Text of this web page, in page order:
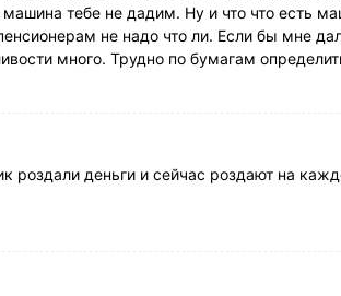
тебе не дадим. Ну и что что есть
не надо что ли. Если бы мне
много. Трудно по бумагам
роздали деньги и сейчас роздают на